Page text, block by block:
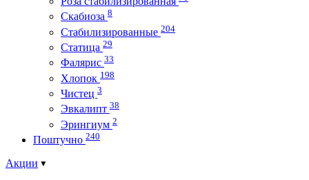
Скабиоза 8
Стабилизированные 204
Статица 29
Фалярис 33
Хлопок 198
Чистец 3
Эвкалипт 38
Эрингиум 2
Поштучно 240
Акции